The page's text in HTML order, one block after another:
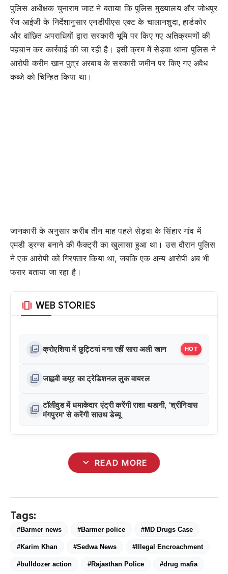
पुलिस अधीक्षक चुनाराम जाट ने बताया कि पुलिस मुख्यालय और जोधपुर
रेंज आईजी के निर्देशानुसार एनडीपीएस एक्ट के चालानशुदा, हार्डकोर
और वांछित अपराधियों द्वारा सरकारी भूमि पर किए गए अतिक्रमणों की
पहचान कर कार्रवाई की जा रही है। इसी क्रम में सेड़वा थाना पुलिस ने
आरोपी करीम खान पुत्र अरबाब के सरकारी जमीन पर किए गए अवैध
कब्जे को चिन्हित किया था।
जानकारी के अनुसार करीब तीन माह पहले सेड़वा के सिंहार गांव में
एमडी ड्रग्स बनाने की फैक्ट्री का खुलासा हुआ था। उस दौरान पुलिस
ने एक आरोपी को गिरफ्तार किया था, जबकि एक अन्य आरोपी अब भी
फरार बताया जा रहा है।
amp_stories WEB STORIES
photo_library क्रोएशिया में छुट्टियां मना रहीं सारा अली खान HOT
photo_library जाह्नवी कपूर का ट्रेडिशनल लुक वायरल
photo_library टॉलीवुड में धमाकेदार एंट्री करेंगी राशा थडानी, 'श्रीनिवास
मंगपुरम' से करेंगी साउथ डेब्यू
expand_more READ MORE
Tags:
#Barmer news #Barmer police #MD Drugs Case
#Karim Khan #Sedwa News #Illegal Encroachment
#bulldozer action #Rajasthan Police #drug mafia